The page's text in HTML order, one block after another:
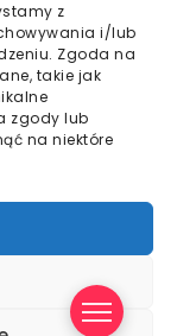
z
i/lub
Zgoda na
takie jak
zgody lub
na niektóre
i rozrywka
- Spółdzielnia